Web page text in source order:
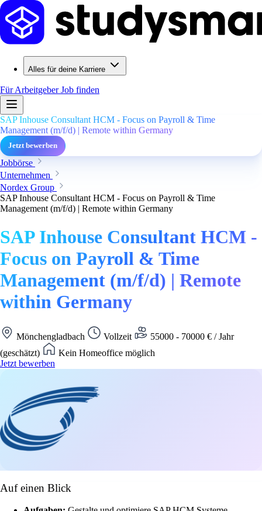
Alles für deine Karriere
Für ArbeitgeberJob finden
SAP Inhouse Consultant HCM - Focus on Payroll & Time
Management (m/f/d) | Remote within Germany
Jetzt bewerben
Jobbörse
Unternehmen
Nordex Group
SAP Inhouse Consultant HCM - Focus on Payroll & Time
Management (m/f/d) | Remote within Germany
SAP Inhouse Consultant HCM -
Focus on Payroll & Time
Management (m/f/d) | Remote
within Germany
Mönchengladbach Vollzeit
55000 - 70000 € / Jahr
(geschätzt)
Kein Homeoffice möglich
Jetzt bewerben
Auf einen Blick